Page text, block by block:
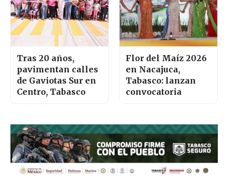
Tras 20 años,
pavimentan calles
de Gaviotas Sur en
Centro, Tabasco
Flor del Maíz 2026
en Nacajuca,
Tabasco: lanzan
convocatoria